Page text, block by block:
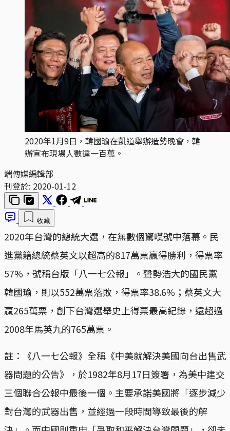
2020年1月9日，韓國瑜在凱道舉辦造勢晚會，韓
辦宣布現場人數達一百萬。
端傳媒編輯部
刊登於: 2020-01-12
收藏
2020年台灣的總統大選，在無數個驚嘆號中落幕。民
進黨籍總統蔡英文以超高的817萬票贏得勝利，得票率
57%，號稱台版「八一七公報」。聲勢浩大的國民黨
韓國瑜，則以552萬票落敗，得票率38.6%；蔡英文大
贏265萬票，創下台灣選舉史上得票最高紀錄，遠超過
2008年馬英九的765萬票。
註：《八一七公報》全稱《中美就解決美國向台出售武
器問題的公告》，於1982年8月17日簽署，為美中建交
三個聯合公報中最後一個。主要承諾美國將「逐步減少
對台灣的武器出售，並經過一段時間導致最後的解